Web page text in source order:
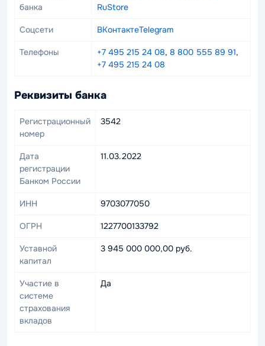
банка
RuStore
Соцсети ВКонтактеTelegram
Телефоны +7 495 215 24 08, 8 800 555 89 91,
+7 495 215 24 08
Реквизиты банка
Регистрационный
номер
3542
Дата
регистрации
Банком России
11.03.2022
ИНН 9703077050
ОГРН 1227700133792
Уставной
капитал
3 945 000 000,00 руб.
Участие в
системе
страхования
вкладов
Да
накопительные счета с доходностью выше рыночной.
Структура
более 24 млн активных клиентов;
банковским услугам;
124 собственных банкомата (с учётом партнёрских
сетей);
8 офисов обслуживания бизнеса.
полностью дистанционно.
❓Есть ли кэшбэк по картам?
рублях или бонусах Ozon.
❓Как работает рефинансирование
кредитов?
на более удобные условия при одобрении заявки.